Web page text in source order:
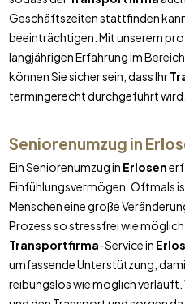
Geschäftszeiten stattfinden
beeinträchtigen. Mit unserem
langjährigen Erfahrung im
können Sie sicher sein, dass Ihr
termingerecht durchgeführt wird.
Seniorenumzug in
Ein Seniorenumzug in Erlosen
Einfühlungsvermögen. Oftmals
Menschen eine große
Prozess so stressfrei wie
Transportfirma-Service in
umfassende Unterstützung,
reibungslos wie möglich verläuft.